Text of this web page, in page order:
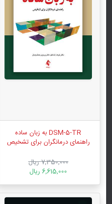
DSM-5-TR به زبان ساده
راهنمای درمانگران برای تشخیص
7,350,000 ریال
6,615,000 ریال